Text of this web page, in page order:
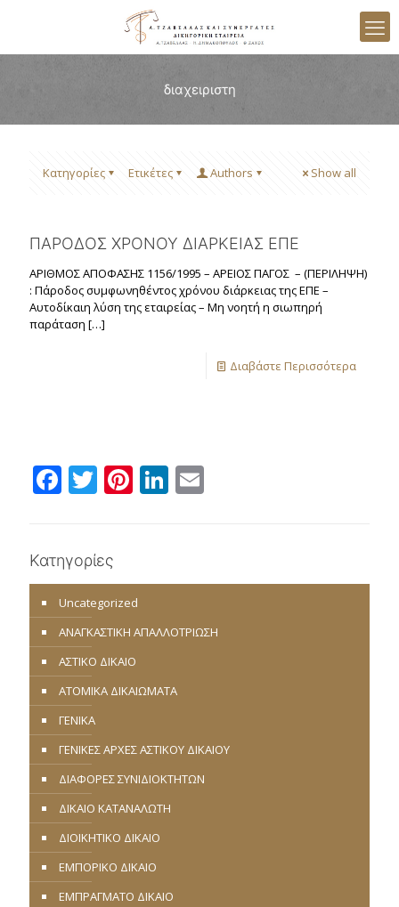
διαχειριστη
Κατηγορίες Ετικέτες Authors Show all
ΠΑΡΟΔΟΣ ΧΡΟΝΟΥ ΔΙΑΡΚΕΙΑΣ ΕΠΕ
ΑΡΙΘΜΟΣ ΑΠΟΦΑΣΗΣ 1156/1995 – ΑΡΕΙΟΣ ΠΑΓΟΣ – (ΠΕΡΙΛΗΨΗ)
: Πάροδος συμφωνηθέντος χρόνου διάρκειας της ΕΠΕ –
Αυτοδίκαιη λύση της εταιρείας – Μη νοητή η σιωπηρή
παράταση […]
Διαβάστε Περισσότερα
Facebook
Twitter
Pinterest
LinkedIn
Κατηγορίες
Uncategorized
ΑΝΑΓΚΑΣΤΙΚΗ ΑΠΑΛΛΟΤΡΙΩΣΗ
ΑΣΤΙΚΟ ΔΙΚΑΙΟ
ΑΤΟΜΙΚΑ ΔΙΚΑΙΩΜΑΤΑ
ΓΕΝΙΚΑ
ΓΕΝΙΚΕΣ ΑΡΧΕΣ ΑΣΤΙΚΟΥ ΔΙΚΑΙΟΥ
ΔΙΑΦΟΡΕΣ ΣΥΝΙΔΙΟΚΤΗΤΩΝ
ΔΙΚΑΙΟ ΚΑΤΑΝΑΛΩΤΗ
ΔΙΟΙΚΗΤΙΚΟ ΔΙΚΑΙΟ
ΕΜΠΟΡΙΚΟ ΔΙΚΑΙΟ
ΕΜΠΡΑΓΜΑΤΟ ΔΙΚΑΙΟ